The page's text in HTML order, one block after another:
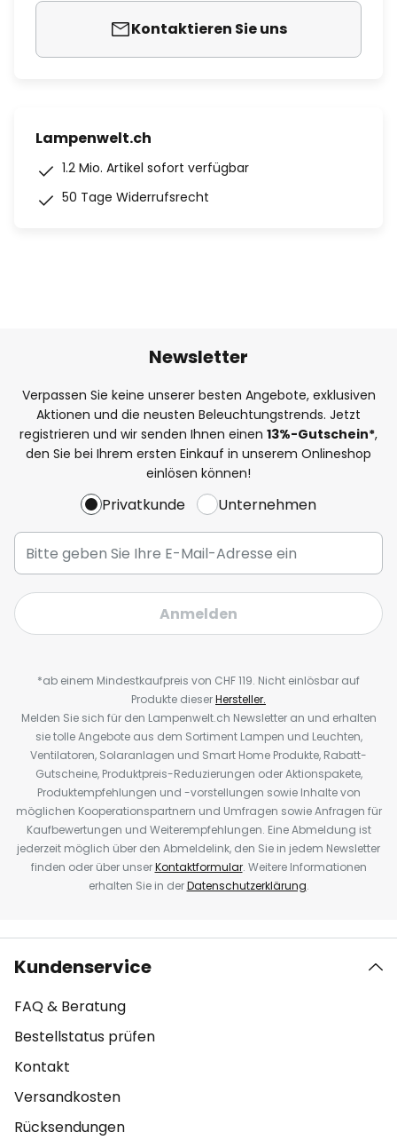
Kontaktieren Sie uns
Lampenwelt.ch
1.2 Mio. Artikel sofort verfügbar
50 Tage Widerrufsrecht
Newsletter
Verpassen Sie keine unserer besten Angebote, exklusiven
Aktionen und die neusten Beleuchtungstrends. Jetzt
registrieren und wir senden Ihnen einen 13%-Gutschein*,
den Sie bei Ihrem ersten Einkauf in unserem Onlineshop
einlösen können!
Privatkunde Unternehmen
Anmelden
*ab einem Mindestkaufpreis von CHF 119. Nicht einlösbar auf
Produkte dieserHersteller.
Melden Sie sich für den Lampenwelt.ch Newsletter an und erhalten
sie tolle Angebote aus dem Sortiment Lampen und Leuchten,
Ventilatoren, Solaranlagen und Smart Home Produkte, Rabatt-
Gutscheine, Produktpreis-Reduzierungen oder Aktionspakete,
Produktempfehlungen und -vorstellungen sowie Inhalte von
möglichen Kooperationspartnern und Umfragen sowie Anfragen für
Kaufbewertungen und Weiterempfehlungen. Eine Abmeldung ist
jederzeit möglich über den Abmeldelink, den Sie in jedem Newsletter
finden oder über unserKontaktformular. Weitere Informationen
erhalten Sie in derDatenschutzerklärung.
Kundenservice
FAQ & Beratung
Bestellstatus prüfen
Kontakt
Versandkosten
Rücksendungen